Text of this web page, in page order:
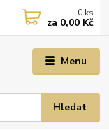
Menu
Hledat
0 ks
za 0,00 Kč